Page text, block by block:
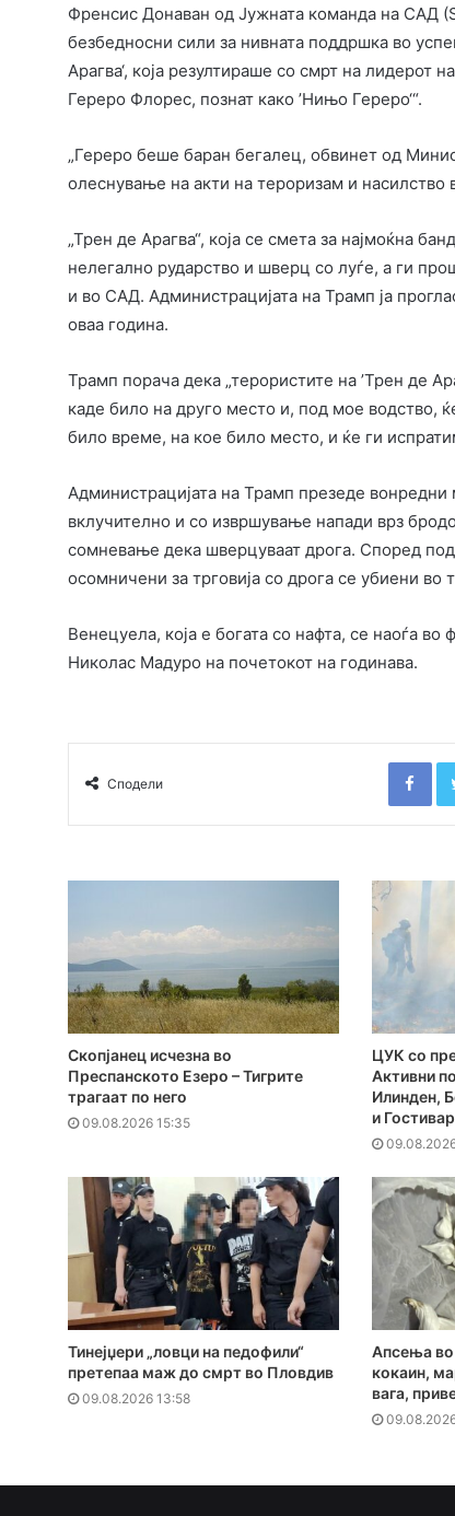
Френсис Донаван од Јужната команда на САД
безбедносни сили за нивната поддршка во
Арагва‘, која резултираше со смрт на лидерот
Гереро Флорес, познат како ’Нињо Гереро‘“.
„Гереро беше баран бегалец, обвинет од
олеснување на акти на тероризам и
„Трен де Арагва“, која се смета за најмоќна
нелегално рударство и шверц со луѓе, а ги
и во САД. Администрацијата на Трамп ја
оваа година.
Трамп порача дека „терористите на ’Трен де
каде било на друго место и, под мое водство,
било време, на кое било место, и ќе ги
Администрацијата на Трамп презеде
вклучително и со извршување напади врз
сомневање дека шверцуваат дрога. Според
осомничени за трговија со дрога се убиени во
Венецуела, која е богата со нафта, се наоѓа
Николас Мадуро на почетокот на годинава.
Сподели
Скопјанец исчезна во
Преспанското Езеро – Тигрите
трагаат по него
09.08.2026 15:35
ЦУК со
Активни
Илинден,
и Гостивар
Тинејџери „ловци на педофили“
претепаа маж до смрт во Пловдив
09.08.2026 13:58
Апсења
кокаин,
вага,